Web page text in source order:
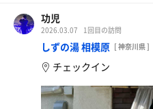
功児
2026.03.07 1回目の訪問
しずの湯 相模原 [ 神奈川県 ]
チェックイン